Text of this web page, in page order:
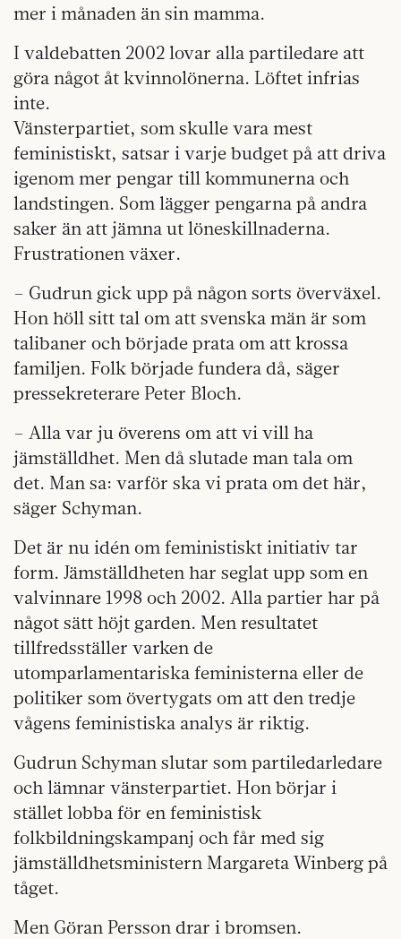
mer i månaden än sin mamma.
I valdebatten 2002 lovar alla partiledare att
göra något åt kvinnolönerna. Löftet infrias
inte.
Vänsterpartiet, som skulle vara mest
feministiskt, satsar i varje budget på att driva
igenom mer pengar till kommunerna och
landstingen. Som lägger pengarna på andra
saker än att jämna ut löneskillnaderna.
Frustrationen växer.
– Gudrun gick upp på någon sorts överväxel.
Hon höll sitt tal om att svenska män är som
talibaner och började prata om att krossa
familjen. Folk började fundera då, säger
pressekreterare Peter Bloch.
– Alla var ju överens om att vi vill ha
jämställdhet. Men då slutade man tala om
det. Man sa: varför ska vi prata om det här,
säger Schyman.
Det är nu idén om feministiskt initiativ tar
form. Jämställdheten har seglat upp som en
valvinnare 1998 och 2002. Alla partier har på
något sätt höjt garden. Men resultatet
tillfredsställer varken de
utomparlamentariska feministerna eller de
politiker som övertygats om att den tredje
vågens feministiska analys är riktig.
Gudrun Schyman slutar som partiledarledare
och lämnar vänsterpartiet. Hon börjar i
stället lobba för en feministisk
folkbildningskampanj och får med sig
jämställdhetsministern Margareta Winberg på
tåget.
Men Göran Persson drar i bromsen.